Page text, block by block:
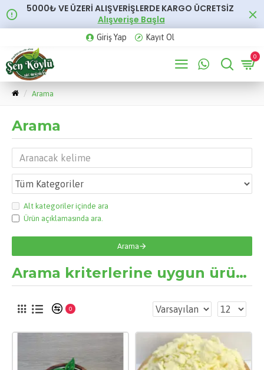
5000₺ VE ÜZERİ ALIŞVERİŞLERDE KARGO ÜCRETSİZ
Alışverişe Başla
Giriş Yap Kayıt Ol
0
Arama
Arama
Alt kategoriler içinde ara
Ürün açıklamasında ara.
Arama
Arama kriterlerine uygun ürünler
0